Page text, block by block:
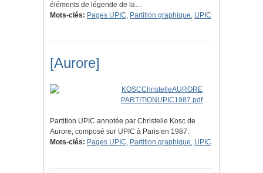
éléments de légende de la…
Mots-clés: Pages UPIC, Partition graphique, UPIC
[Aurore]
Partition UPIC annotée par Christelle Kosc de
Aurore, composé sur UPIC à Paris en 1987.
Mots-clés: Pages UPIC, Partition graphique, UPIC